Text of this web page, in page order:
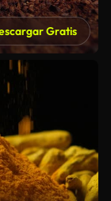
Gratis